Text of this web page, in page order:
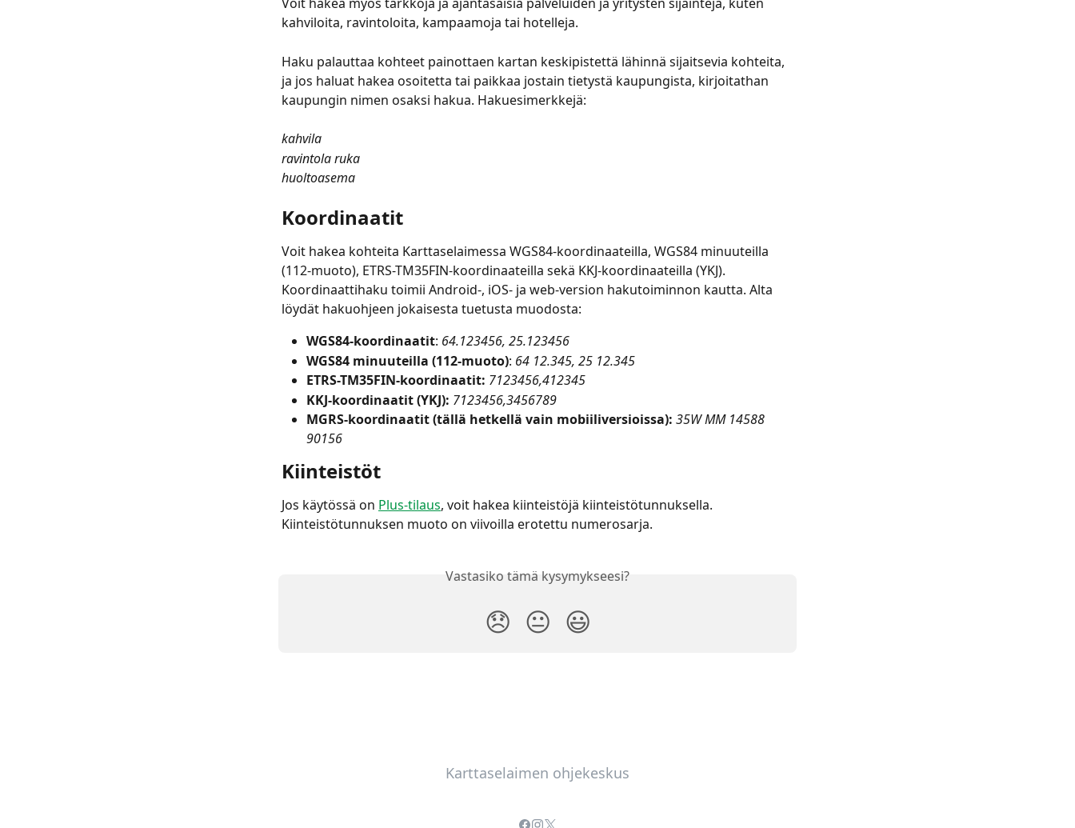
kahviloita, ravintoloita, kampaamoja tai hotelleja.
Haku palauttaa kohteet painottaen kartan keskipistettä lähinnä sijaitsevia kohteita,
ja jos haluat hakea osoitetta tai paikkaa jostain tietystä kaupungista, kirjoitathan
kaupungin nimen osaksi hakua. Hakuesimerkkejä:
kahvila
ravintola ruka
huoltoasema
Koordinaatit
Voit hakea kohteita Karttaselaimessa WGS84-koordinaateilla, WGS84 minuuteilla
(112-muoto), ETRS-TM35FIN-koordinaateilla sekä KKJ-koordinaateilla (YKJ).
Koordinaattihaku toimii Android-, iOS- ja web-version hakutoiminnon kautta. Alta
löydät hakuohjeen jokaisesta tuetusta muodosta:
WGS84-koordinaatit: 64.123456, 25.123456
WGS84 minuuteilla (112-muoto): 64 12.345, 25 12.345
ETRS-TM35FIN-koordinaatit: 7123456,412345
KKJ-koordinaatit (YKJ): 7123456,3456789
MGRS-koordinaatit (tällä hetkellä vain mobiiliversioissa): 35W MM 14588
90156
Kiinteistöt
Jos käytössä on Plus-tilaus, voit hakea kiinteistöjä kiinteistötunnuksella.
Kiinteistötunnuksen muoto on viivoilla erotettu numerosarja.
Vastasiko tämä kysymykseesi?
😞 😐 😃
Karttaselaimen ohjekeskus